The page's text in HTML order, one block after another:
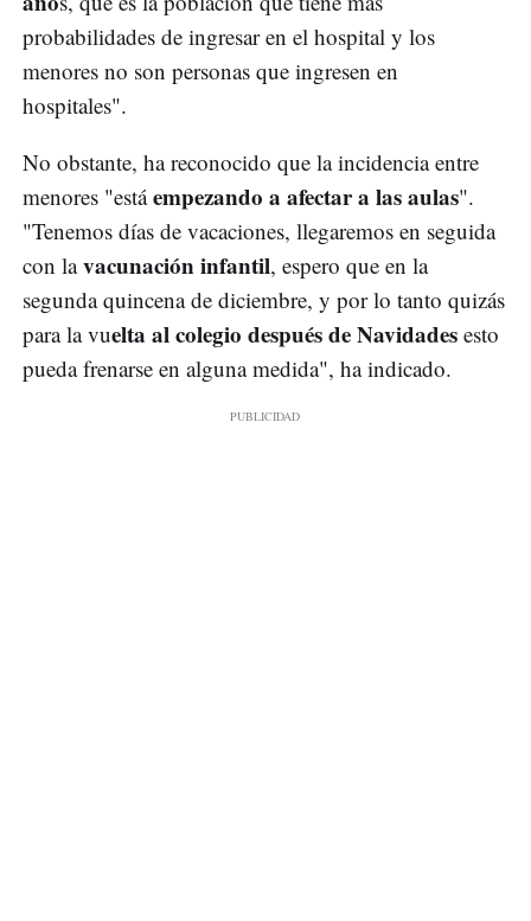
probabilidades de ingresar en el hospital y los
menores no son personas que ingresen en
hospitales".
No obstante, ha reconocido que la incidencia entre
menores "estáempezando a afectar a las aulas".
"Tenemos días de vacaciones, llegaremos en seguida
con lavacunación infantil, espero que en la
segunda quincena de diciembre, y por lo tanto quizás
para la vuelta al colegio después de Navidades esto
pueda frenarse en alguna medida", ha indicado.